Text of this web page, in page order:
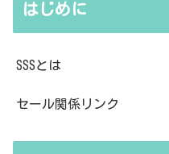
はじめに
SSSとは
セール関係リンク